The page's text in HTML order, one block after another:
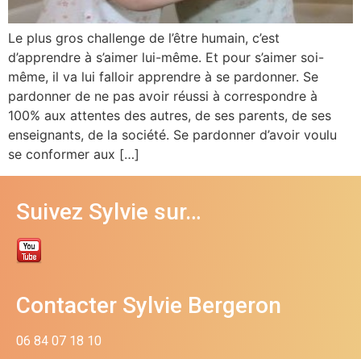
Le plus gros challenge de l’être humain, c’est
d’apprendre à s’aimer lui-même. Et pour s’aimer soi-
même, il va lui falloir apprendre à se pardonner. Se
pardonner de ne pas avoir réussi à correspondre à
100% aux attentes des autres, de ses parents, de ses
enseignants, de la société. Se pardonner d’avoir voulu
se conformer aux […]
Suivez Sylvie sur…
Contacter Sylvie Bergeron
06 84 07 18 10